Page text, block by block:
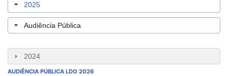
2025
Audiência Pública
2024
AUDIÊNCIA PÚBLICA LDO 2026